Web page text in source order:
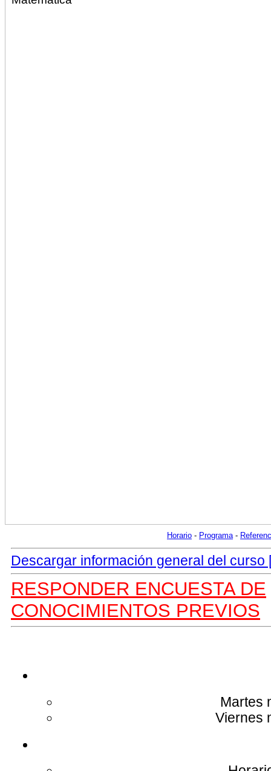
Horario - Programa-
Descargar información general del curso
RESPONDER ENCUESTA DE
CONOCIMIENTOS PREVIOS
Martes
Viernes